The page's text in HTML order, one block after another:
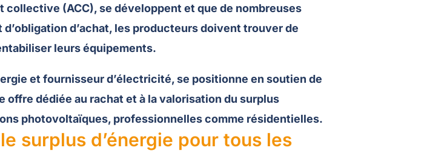
(ACC), se développent et que de nombreuses
d’achat, les producteurs doivent trouver de
leurs équipements.
et fournisseur d’électricité, se positionne en soutien de
dédiée au rachat et à la valorisation du surplus
photovoltaïques, professionnelles comme résidentielles.
surplus d’énergie pour tous les